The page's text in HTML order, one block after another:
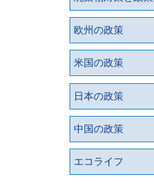
欧州の政策
米国の政策
日本の政策
中国の政策
エコライフ